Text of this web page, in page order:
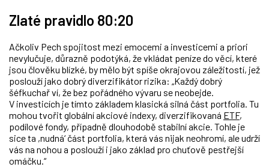
Zlaté pravidlo 80:20
Ačkoliv Pech spojitost mezi emocemi a investicemi a priori
nevylučuje, důrazně podotýká, že vkládat peníze do věcí, které
jsou člověku blízké, by mělo být spíše okrajovou záležitostí, jež
poslouží jako dobrý diverzifikátor rizika: „Každý dobrý
šéfkuchař ví, že bez pořádného vývaru se neobejde.
V investicích je tímto základem klasická silná část portfolia. Tu
mohou tvořit globální akciové indexy, diverzifikovaná ETF,
podílové fondy, případně dlouhodobě stabilní akcie. Tohle je
sice ta ,nudná‘ část portfolia, která vás nijak neohromí, ale udrží
vás na nohou a poslouží i jako základ pro chuťově pestřejší
omáčku.“